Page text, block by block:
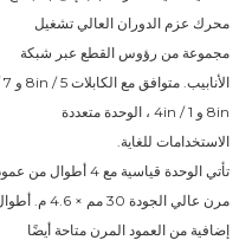
الاستخدامات للغاية.